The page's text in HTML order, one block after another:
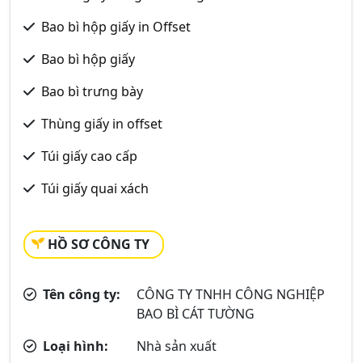
Bao bì hộp giấy in Offset
Bao bì hộp giấy
Bao bì trưng bày
Thùng giấy in offset
Túi giấy cao cấp
Túi giấy quai xách
HỒ SƠ CÔNG TY
Tên công ty:
CÔNG TY TNHH CÔNG NGHIỆP
BAO BÌ CÁT TƯỜNG
Loại hình:
Nhà sản xuất